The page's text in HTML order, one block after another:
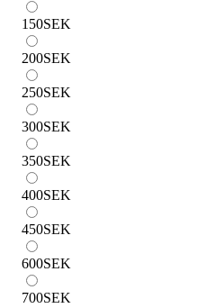
150SEK
200SEK
250SEK
300SEK
350SEK
400SEK
450SEK
600SEK
700SEK